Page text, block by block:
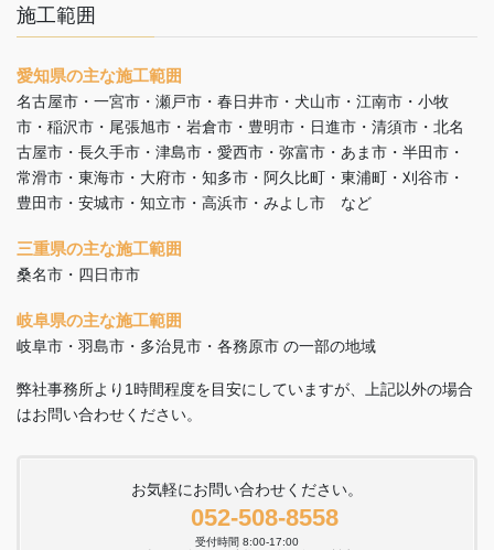
施工範囲
愛知県の主な施工範囲
名古屋市・一宮市・瀬戸市・春日井市・犬山市・江南市・小牧
市・稲沢市・尾張旭市・岩倉市・豊明市・日進市・清須市・北名
古屋市・長久手市・津島市・愛西市・弥富市・あま市・半田市・
常滑市・東海市・大府市・知多市・阿久比町・東浦町・刈谷市・
豊田市・安城市・知立市・高浜市・みよし市 など
三重県の主な施工範囲
桑名市・四日市市
岐阜県の主な施工範囲
岐阜市・羽島市・多治見市・各務原市 の一部の地域
弊社事務所より1時間程度を目安にしていますが、上記以外の場合
はお問い合わせください。
お気軽にお問い合わせください。
052-508-8558
受付時間 8:00-17:00